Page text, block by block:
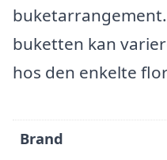
buketten kan
hos den enkelte
Brand